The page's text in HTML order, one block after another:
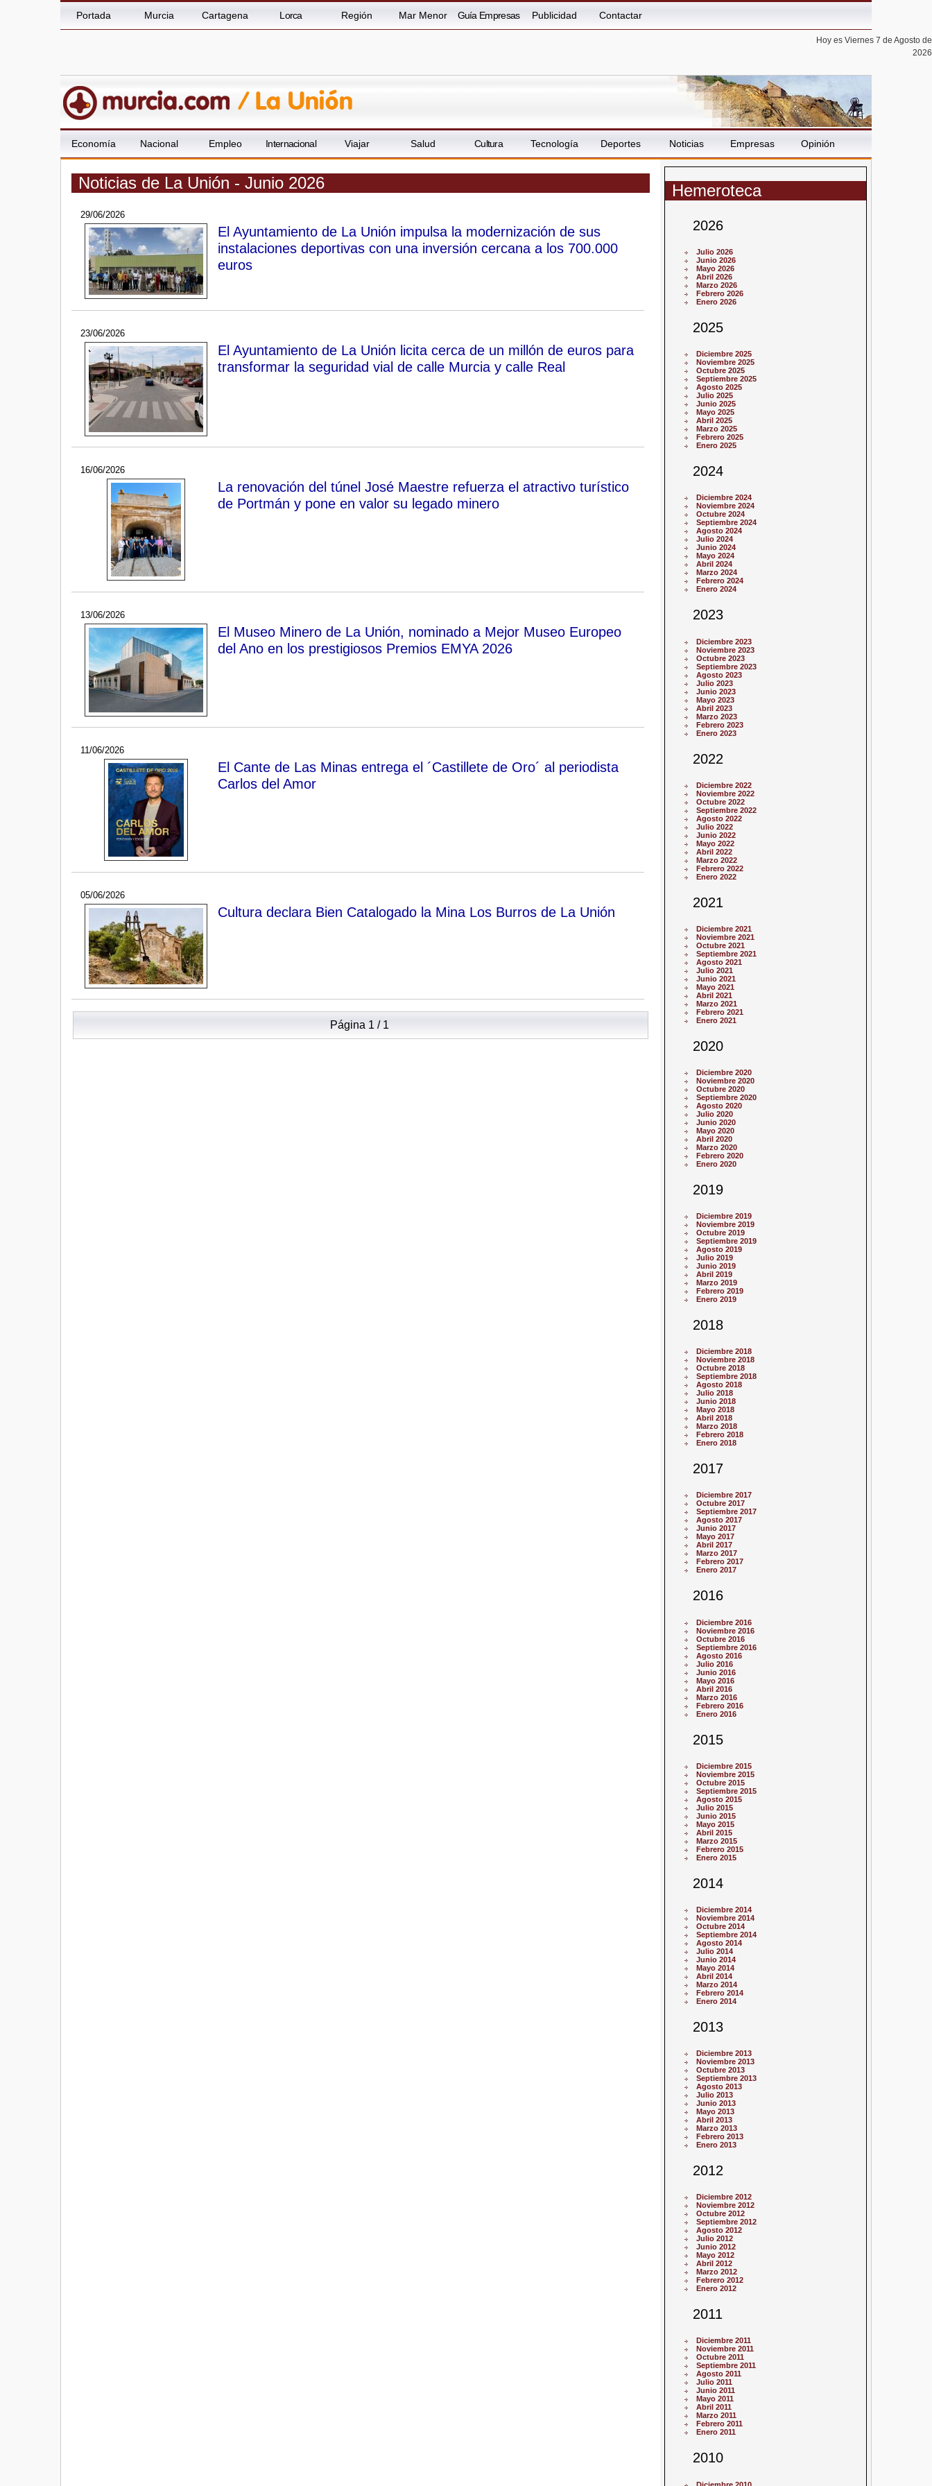
Portada Murcia Cartagena Lorca Región Mar Menor Guía Empresas Publicidad Contactar
Hoy es Viernes 7 de Agosto de
2026
Economía Nacional Empleo Internacional Viajar Salud Cultura Tecnología Deportes Noticias Empresas Opinión
Noticias de La Unión - Junio 2026
29/06/2026
El Ayuntamiento de La Unión impulsa la modernización de sus
instalaciones deportivas con una inversión cercana a los 700.000
euros
23/06/2026
El Ayuntamiento de La Unión licita cerca de un millón de euros para
transformar la seguridad vial de calle Murcia y calle Real
16/06/2026
La renovación del túnel José Maestre refuerza el atractivo turístico
de Portmán y pone en valor su legado minero
13/06/2026
El Museo Minero de La Unión, nominado a Mejor Museo Europeo
del Ano en los prestigiosos Premios EMYA 2026
11/06/2026
El Cante de Las Minas entrega el ´Castillete de Oro´ al periodista
Carlos del Amor
05/06/2026
Cultura declara Bien Catalogado la Mina Los Burros de La Unión
Página 1 / 1
Hemeroteca
2026
Julio 2026
Junio 2026
Mayo 2026
Abril 2026
Marzo 2026
Febrero 2026
Enero 2026
2025
Diciembre 2025
Noviembre 2025
Octubre 2025
Septiembre 2025
Agosto 2025
Julio 2025
Junio 2025
Mayo 2025
Abril 2025
Marzo 2025
Febrero 2025
Enero 2025
2024
Diciembre 2024
Noviembre 2024
Octubre 2024
Septiembre 2024
Agosto 2024
Julio 2024
Junio 2024
Mayo 2024
Abril 2024
Marzo 2024
Febrero 2024
Enero 2024
2023
Diciembre 2023
Noviembre 2023
Octubre 2023
Septiembre 2023
Agosto 2023
Julio 2023
Junio 2023
Mayo 2023
Abril 2023
Marzo 2023
Febrero 2023
Enero 2023
2022
Diciembre 2022
Noviembre 2022
Octubre 2022
Septiembre 2022
Agosto 2022
Julio 2022
Junio 2022
Mayo 2022
Abril 2022
Marzo 2022
Febrero 2022
Enero 2022
2021
Diciembre 2021
Noviembre 2021
Octubre 2021
Septiembre 2021
Agosto 2021
Julio 2021
Junio 2021
Mayo 2021
Abril 2021
Marzo 2021
Febrero 2021
Enero 2021
2020
Diciembre 2020
Noviembre 2020
Octubre 2020
Septiembre 2020
Agosto 2020
Julio 2020
Junio 2020
Mayo 2020
Abril 2020
Marzo 2020
Febrero 2020
Enero 2020
2019
Diciembre 2019
Noviembre 2019
Octubre 2019
Septiembre 2019
Agosto 2019
Julio 2019
Junio 2019
Abril 2019
Marzo 2019
Febrero 2019
Enero 2019
2018
Diciembre 2018
Noviembre 2018
Octubre 2018
Septiembre 2018
Agosto 2018
Julio 2018
Junio 2018
Mayo 2018
Abril 2018
Marzo 2018
Febrero 2018
Enero 2018
2017
Diciembre 2017
Octubre 2017
Septiembre 2017
Agosto 2017
Junio 2017
Mayo 2017
Abril 2017
Marzo 2017
Febrero 2017
Enero 2017
2016
Diciembre 2016
Noviembre 2016
Octubre 2016
Septiembre 2016
Agosto 2016
Julio 2016
Junio 2016
Mayo 2016
Abril 2016
Marzo 2016
Febrero 2016
Enero 2016
2015
Diciembre 2015
Noviembre 2015
Octubre 2015
Septiembre 2015
Agosto 2015
Julio 2015
Junio 2015
Mayo 2015
Abril 2015
Marzo 2015
Febrero 2015
Enero 2015
2014
Diciembre 2014
Noviembre 2014
Octubre 2014
Septiembre 2014
Agosto 2014
Julio 2014
Junio 2014
Mayo 2014
Abril 2014
Marzo 2014
Febrero 2014
Enero 2014
2013
Diciembre 2013
Noviembre 2013
Octubre 2013
Septiembre 2013
Agosto 2013
Julio 2013
Junio 2013
Mayo 2013
Abril 2013
Marzo 2013
Febrero 2013
Enero 2013
2012
Diciembre 2012
Noviembre 2012
Octubre 2012
Septiembre 2012
Agosto 2012
Julio 2012
Junio 2012
Mayo 2012
Abril 2012
Marzo 2012
Febrero 2012
Enero 2012
2011
Diciembre 2011
Noviembre 2011
Octubre 2011
Septiembre 2011
Agosto 2011
Julio 2011
Junio 2011
Mayo 2011
Abril 2011
Marzo 2011
Febrero 2011
Enero 2011
2010
Diciembre 2010